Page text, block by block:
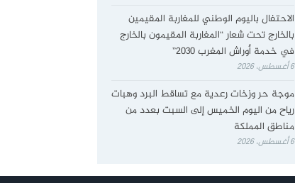
الاحتفال باليوم الوطني للمغاربة المقيمين
بالخارج تحت شعار “المغاربة المقيمون بالخارج
في خدمة أوراش المغرب 2030”
6 أغسطس، 2026
موجة حر وزخات رعدية مع تساقط البرد وهبات
رياح من اليوم الخميس إلى السبت بعدد من
مناطق المملكة
6 أغسطس، 2026